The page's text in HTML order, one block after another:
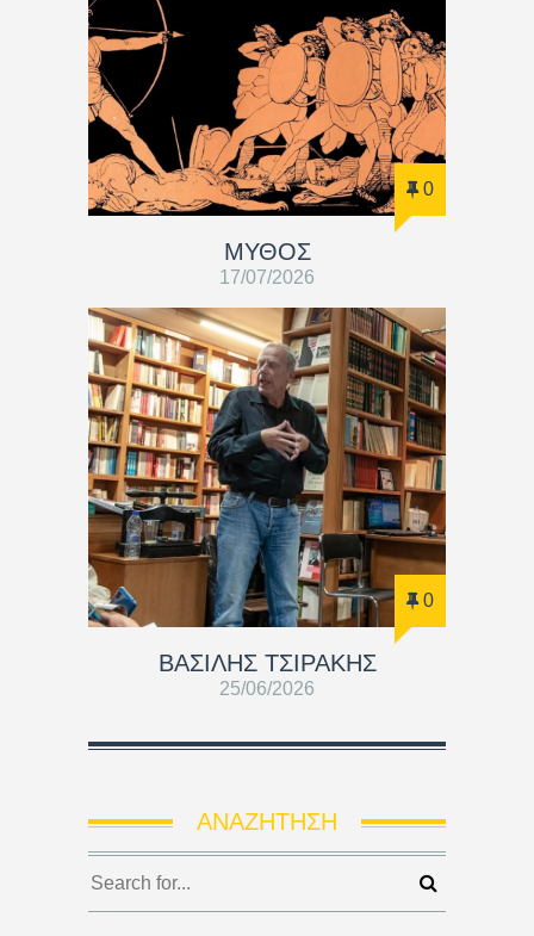
0
ΜΥΘΟΣ
17/07/2026
0
ΒΑΣΊΛΗΣ ΤΣΙΡΆΚΗΣ
25/06/2026
ΑΝΑΖΉΤΗΣΗ